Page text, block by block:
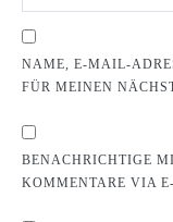
NAME, E-MAIL-
FÜR MEINEN
BENACHRICHTIGE
KOMMENTARE VIA